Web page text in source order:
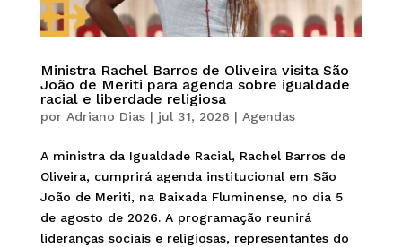
Ministra Rachel Barros de Oliveira visita São
João de Meriti para agenda sobre igualdade
racial e liberdade religiosa
por Adriano Dias| jul 31, 2026 | Agendas
A ministra da Igualdade Racial, Rachel Barros de
Oliveira, cumprirá agenda institucional em São
João de Meriti, na Baixada Fluminense, no dia 5
de agosto de 2026. A programação reunirá
lideranças sociais e religiosas, representantes do